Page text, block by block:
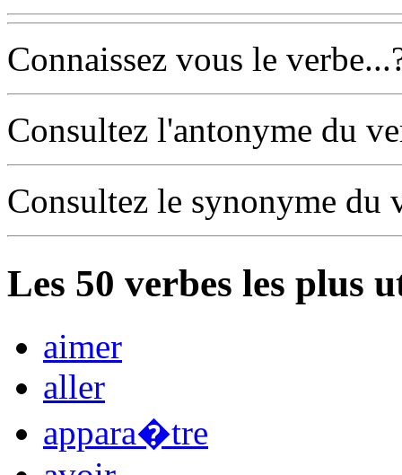
Connaissez vous le
Consultez l'antonyme du
Consultez le synonyme du
Les 50 verbes les plus
aimer
aller
appara�tre